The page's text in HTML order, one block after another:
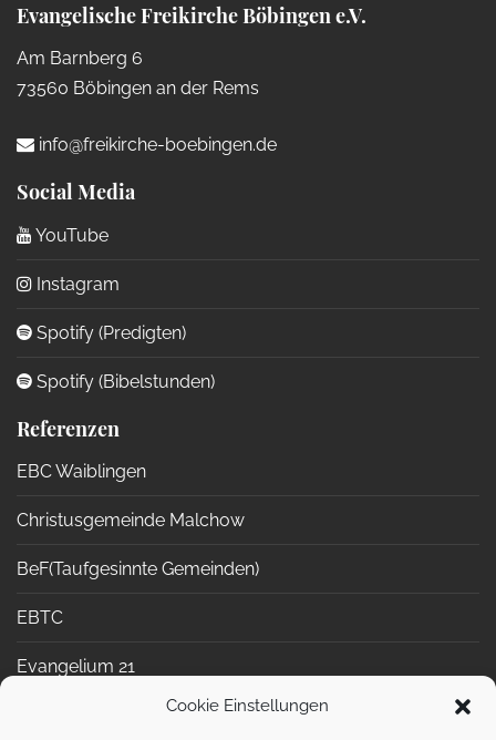
Cookie Einstellungen
Evangelische Freikirche Böbingen e.V.
Am Barnberg 6
73560 Böbingen an der Rems
info@freikirche-boebingen.de
Social Media
YouTube
Instagram
Spotify (Predigten)
Spotify (Bibelstunden)
Referenzen
EBC Waiblingen
Christusgemeinde Malchow
BeF(Taufgesinnte Gemeinden)
EBTC
Evangelium 21
Netzwerk Biblische Seelsorge